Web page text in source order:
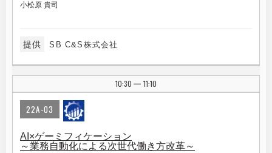
小松原 貴司
提供 SB C&S株式会社
10:30 | 11:10
22A-03
AI×ゲーミフィケーション
～業務自動化による次世代働き方改革～